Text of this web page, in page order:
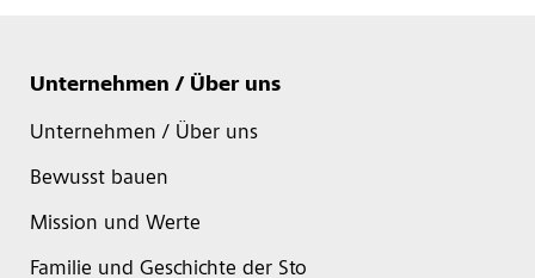
Unternehmen / Über uns
Unternehmen / Über uns
Bewusst bauen
Mission und Werte
Familie und Geschichte der Sto